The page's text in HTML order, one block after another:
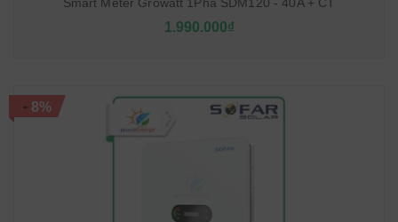
1.990.000₫
- 8%